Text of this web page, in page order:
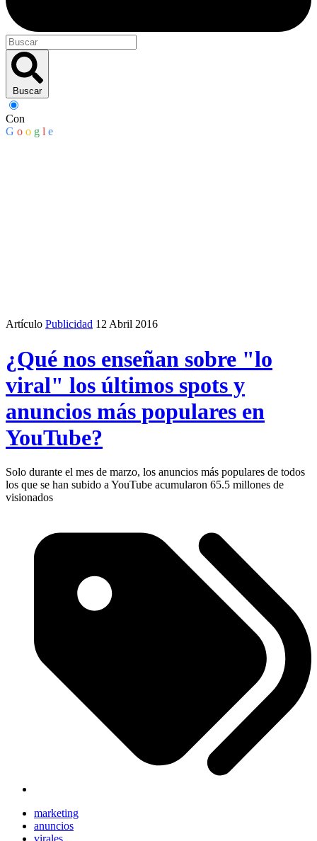
Buscar
Con
G o o g l e
Artículo Publicidad 12 Abril 2016
¿Qué nos enseñan sobre "lo
viral" los últimos spots y
anuncios más populares en
YouTube?
Solo durante el mes de marzo, los anuncios más populares de todos
los que se han subido a YouTube acumularon 65.5 millones de
visionados
marketing
anuncios
virales